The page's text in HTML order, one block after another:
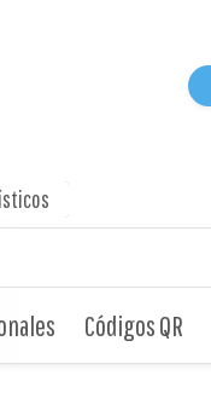
Códigos QR